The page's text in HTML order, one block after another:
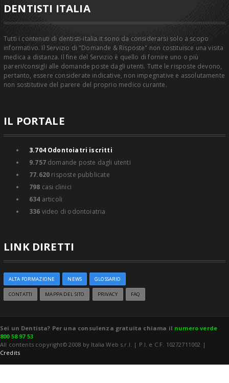
DENTISTI ITALIA
Tutti i contenuti di dentisti-italia.it sono da considerarsi solo a scopo
informativo. Il Servizio di "Domande & Risposte" non costituisce una visita
medica a distanza. Il fine del Servizio è quello di fornire uno o più
pareri/consigli alle domande poste dagli utenti. Tutte le risposte devono,
pertanto, essere considerate indicative, non impegnative e assolutamente
non sostitutive del parere del proprio medico curante.
IL PORTALE
3.704Odontoiatri iscritti
9.757domande poste dagli utenti
77.620 risposte pubblicate
798 casi clinici
634 articoli
336 video di odontoiatria
LINK DIRETTI
ALTA FORMAZIONE NEWS GLOSSARIO
CONTATTI MAPPA DEL SITO PRIVACY FAQ
Sei un Dentista? Per una consulenza gratuita chiama il numero verde
800 58 97 53
All contents copyright© 2008 by Italia Web s.r.l. | P.I. e C.F. 10272711002 |
Credits